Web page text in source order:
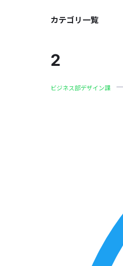
カテゴリ一覧
2
ビジネス部デザイン課